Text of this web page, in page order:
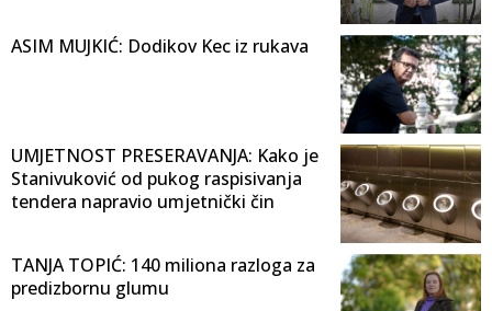
ASIM MUJKIĆ: Dodikov Kec iz rukava
UMJETNOST PRESERAVANJA: Kako je
Stanivuković od pukog raspisivanja
tendera napravio umjetnički čin
TANJA TOPIĆ: 140 miliona razloga za
predizbornu glumu